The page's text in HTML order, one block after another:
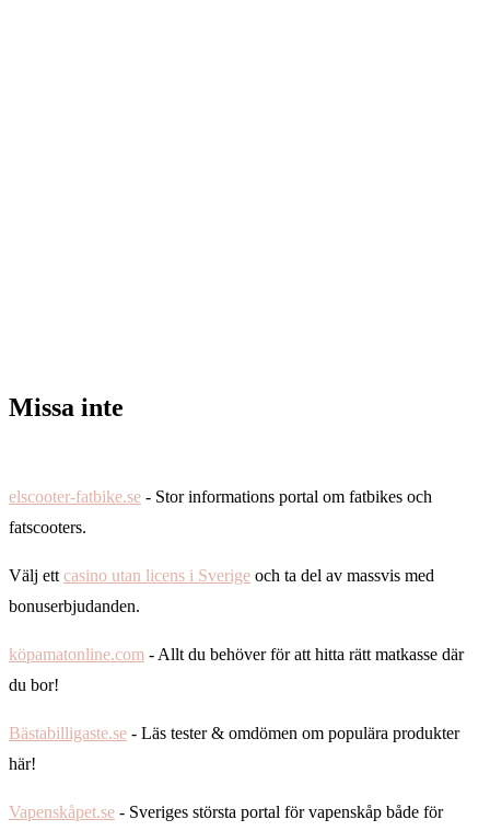
Missa inte
elscooter-fatbike.se - Stor informations portal om fatbikes och
fatscooters.
Välj ett casino utan licens i Sverige och ta del av massvis med
bonuserbjudanden.
köpamatonline.com - Allt du behöver för att hitta rätt matkasse där
du bor!
Bästabilligaste.se - Läs tester & omdömen om populära produkter
här!
Vapenskåpet.se - Sveriges största portal för vapenskåp både för